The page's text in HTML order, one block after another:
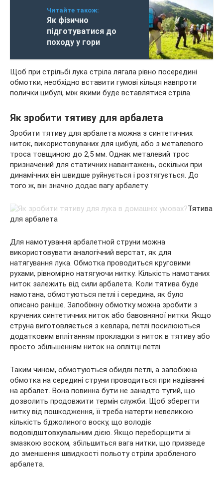
Читайте також:
Як фізично
підготуватися до
походу у гори
Щоб при стрільбі лука стріла лягала рівно посередині
обмотки, необхідно вставити гумові кільця навпроти
полички цибулі, між якими буде вставлятися стріла.
Як зробити тятиву для арбалета
Зробити тятиву для арбалета можна з синтетичних
ниток, використовуваних для цибулі, або з металевого
троса товщиною до 2,5 мм. Однак металевий трос
призначений для статичних навантажень, оскільки при
динамічних він швидше руйнується і розтягується. До
того ж, він значно додає вагу арбалету.
Тятива
для арбалета
Для намотування арбалетной струни можна
використовувати аналогічний верстат, як для
натягування лука. Обмотка проводиться круговими
рухами, рівномірно натягуючи нитку. Кількість намотаних
ниток залежить від сили арбалета. Коли тятива буде
намотана, обмотуються петлі і середина, як було
описано раніше. Запобіжну обмотку можна зробити з
кручених синтетичних ниток або бавовняної нитки. Якщо
струна виготовляється з кевлара, петлі посилюються
додатковим вплітанням прокладки з ниток в тятиву або
просто збільшенням ниток на оплітці петлі.
Таким чином, обмотуються обидві петлі, а запобіжна
обмотка на середині струни проводиться при надіванні
на арбалет. Вона повинна бути не занадто тугий, що
дозволить продовжити термін служби. Щоб зберегти
нитку від пошкодження, її треба натерти невеликою
кількість бджолиного воску, що володіє
водовідштовхувальним дією. Якщо переборщити зі
змазкою воском, збільшиться вага нитки, що призведе
до зменшення швидкості польоту стріли зробленого
арбалета.